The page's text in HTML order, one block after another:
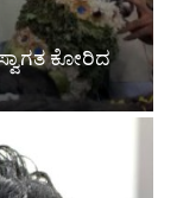
ಕೋರಿದ